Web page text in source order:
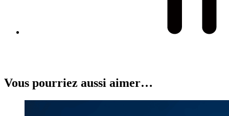
Vous pourriez aussi aimer…